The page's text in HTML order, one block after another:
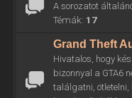
A sorozatot
Témák: 17
Grand Theft
Hivatalos, hogy
bizonnyal a GTA6
találgatni, ötletelni,